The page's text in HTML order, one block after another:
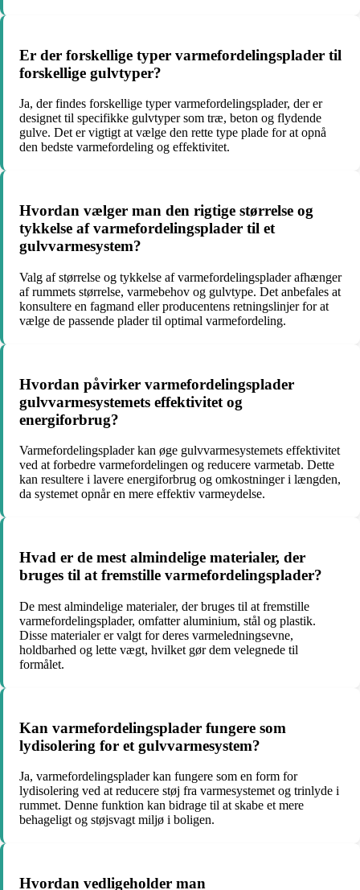
Er der forskellige typer varmefordelingsplader til
forskellige gulvtyper?
Ja, der findes forskellige typer varmefordelingsplader, der er
designet til specifikke gulvtyper som træ, beton og flydende
gulve. Det er vigtigt at vælge den rette type plade for at opnå
den bedste varmefordeling og effektivitet.
Hvordan vælger man den rigtige størrelse og
tykkelse af varmefordelingsplader til et
gulvvarmesystem?
Valg af størrelse og tykkelse af varmefordelingsplader afhænger
af rummets størrelse, varmebehov og gulvtype. Det anbefales at
konsultere en fagmand eller producentens retningslinjer for at
vælge de passende plader til optimal varmefordeling.
Hvordan påvirker varmefordelingsplader
gulvvarmesystemets effektivitet og
energiforbrug?
Varmefordelingsplader kan øge gulvvarmesystemets effektivitet
ved at forbedre varmefordelingen og reducere varmetab. Dette
kan resultere i lavere energiforbrug og omkostninger i længden,
da systemet opnår en mere effektiv varmeydelse.
Hvad er de mest almindelige materialer, der
bruges til at fremstille varmefordelingsplader?
De mest almindelige materialer, der bruges til at fremstille
varmefordelingsplader, omfatter aluminium, stål og plastik.
Disse materialer er valgt for deres varmeledningsevne,
holdbarhed og lette vægt, hvilket gør dem velegnede til
formålet.
Kan varmefordelingsplader fungere som
lydisolering for et gulvvarmesystem?
Ja, varmefordelingsplader kan fungere som en form for
lydisolering ved at reducere støj fra varmesystemet og trinlyde i
rummet. Denne funktion kan bidrage til at skabe et mere
behageligt og støjsvagt miljø i boligen.
Hvordan vedligeholder man